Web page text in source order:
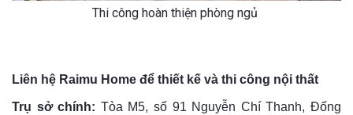
Thi công hoàn thiện phòng ngủ
Liên hệ Raimu Home để thiết kế và thi công nội thất
Trụ sở chính: Tòa M5, số 91 Nguyễn Chí Thanh, Đống